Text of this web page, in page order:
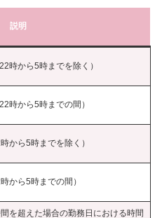
説明
時から5時までを除く）
時から5時までの間）
から5時までを除く）
から5時までの間）
を超えた場合の勤務日における時間